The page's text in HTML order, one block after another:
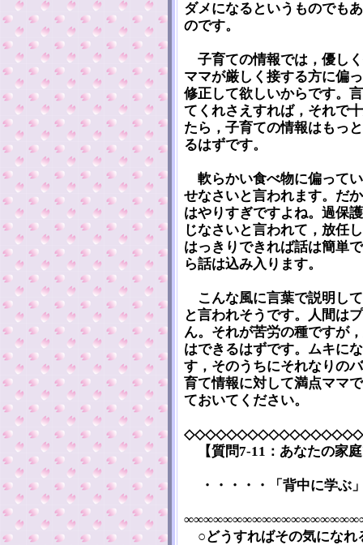
ダメになるというものでも
のです。
子育ての情報では，優し
ママが厳しく接する方に偏
修正して欲しいからです。
てくれさえすれば，それで
たら，子育ての情報はもっ
るはずです。
軟らかい食べ物に偏って
せなさいと言われます。だ
はやりすぎですよね。過保
じなさいと言われて，放任
はっきりできれば話は簡単
ら話は込み入ります。
こんな風に言葉で説明し
と言われそうです。人間は
ん。それが苦労の種ですが
はできるはずです。ムキに
す，そのうちにそれなりの
育て情報に対して満点ママ
ておいてください。
【質問7-11：あなたの家
・・・・・「背中に学ぶ
○どうすればその気になれ